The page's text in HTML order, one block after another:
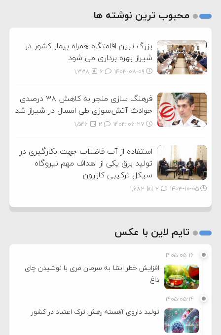
2
محبوب ترین نوشته ها
بزرگ ترین اقامتگاه همراه بیمار کشور در
شیراز بهره برداری می شود
۱۴۰۳-۰۸-۰۹ 1,338
فرهنگ سازی منجر به کاهش ۳۸ درصدی
حوادث آتش‌سوزی طی امسال در شیراز شد
۱۴۰۳-۰۶-۲۷ 1,546
استفاده از آب فاضلاب جهت بکارگیری در
تولید برق یکی از اهداف مهم نیروگاه
سیکل ترکیبی کازرون
۱۴۰۳-۱۰-۰۵ 1,682
تایم لاین با عکس
۱۴۰۵-۰۵-۱۶
افزایش خطر ابتلا به سرطان مری با نوشیدن چای
داغ
۱۴۰۵-۰۵-۱۴
تولید داروی آهسته رهش ترک اعتیاد در کشور